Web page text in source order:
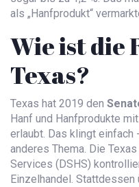
als „Hanfprodukt“
Wie ist die
Texas?
Texas hat 2019 den
Hanf und Hanfprodukte
erlaubt. Das klingt
anderes Thema. Die
Services (DSHS)
Einzelhandel.